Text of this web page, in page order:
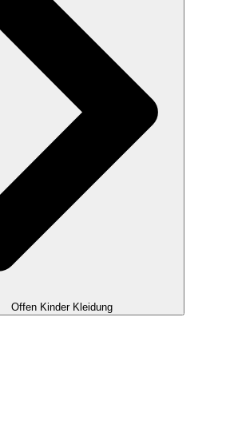
Offen Kinder Kleidung